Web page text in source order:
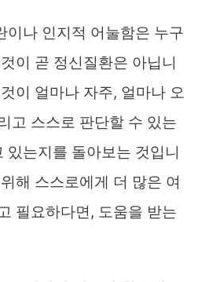
이나 인지적 어눌함은 누구
이 곧 정신질환은 아닙니
이 얼마나 자주, 얼마나 오
고 스스로 판단할 수 있는
있는지를 돌아보는 것입니
해 스스로에게 더 많은 여
필요하다면, 도움을 받는